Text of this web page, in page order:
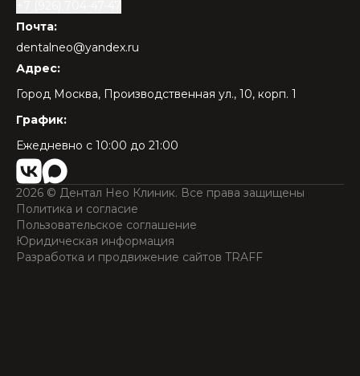
Почта:
dentalneo@yandex.ru
Адрес:
Город Москва, Производственная ул., 10, корп. 1
График:
Ежедневно с 10:00 до 21:00
VK Группа
Связаться в MAX
2026 © Дентал Нео Клиник. Все права защищены
Политика и согласие
Пользовательское соглашение
Юридическая информация
Разработка и продвижение сайтов TRAFF